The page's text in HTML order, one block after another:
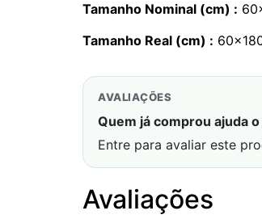
Tamanho Nominal (cm) :
Tamanho Real (cm) :
AVALIAÇÕES
Quem já comprou ajuda
Entre para avaliar este
Avaliações